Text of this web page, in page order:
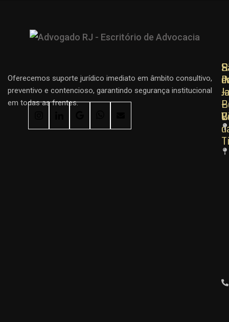
Oferecemos suporte jurídico imediato em âmbito consultivo,
preventivo e contencioso, garantindo segurança institucional
em todas as frentes.
–
–
–